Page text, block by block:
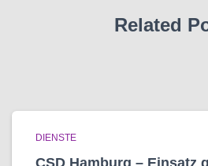
Related
DIENSTE
CSD Hamburg – Einsatz